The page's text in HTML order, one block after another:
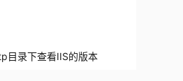
目录下查看IIS的版本